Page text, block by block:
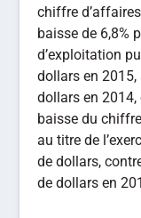
chiffre
baisse de 6,8%
d’exploitation
dollars en
dollars en 2014,
baisse du
au titre de
de dollars,
de dollars en